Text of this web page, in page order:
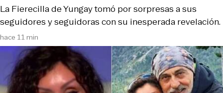
hace 11 min
La Fierecilla de Yungay tomó por sorpresas a sus
seguidores y seguidoras con su inesperada revelación.